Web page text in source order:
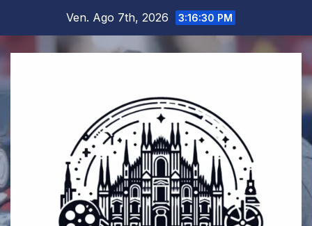
contenuto
Ven. Ago 7th, 2026 3:16:31 PM